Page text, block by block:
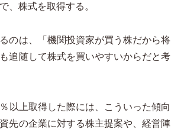
、株式を取得する。
のは、「機関投資家が買う株だから将
追随して株式を買いやすいからだと考
以上取得した際には、こういった傾向
先の企業に対する株主提案や、経営陣